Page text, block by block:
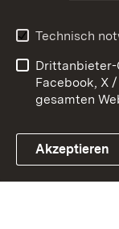
Link zum
Datenschutz
Impressum
Technisch
Drittanbieter-
Facebook, X
gesamten
Akzeptieren